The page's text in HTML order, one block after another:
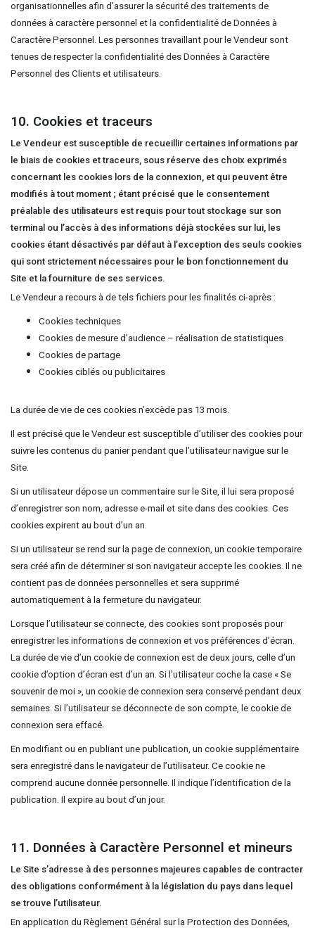
organisationnelles afin d’assurer la sécurité des traitements de
données à caractère personnel et la confidentialité de Données à
Caractère Personnel. Les personnes travaillant pour le Vendeur sont
tenues de respecter la confidentialité des Données à Caractère
Personnel des Clients et utilisateurs.
10. Cookies et traceurs
Le Vendeur est susceptible de recueillir certaines informations par
le biais de cookies et traceurs, sous réserve des choix exprimés
concernant les cookies lors de la connexion, et qui peuvent être
modifiés à tout moment ; étant précisé que le consentement
préalable des utilisateurs est requis pour tout stockage sur son
terminal ou l’accès à des informations déjà stockées sur lui, les
cookies étant désactivés par défaut à l’exception des seuls cookies
qui sont strictement nécessaires pour le bon fonctionnement du
Site et la fourniture de ses services.
Le Vendeur a recours à de tels fichiers pour les finalités ci-après :
Cookies techniques
Cookies de mesure d’audience – réalisation de statistiques
Cookies de partage
Cookies ciblés ou publicitaires
La durée de vie de ces cookies n’excède pas 13 mois.
Il est précisé que le Vendeur est susceptible d’utiliser des cookies pour
suivre les contenus du panier pendant que l’utilisateur navigue sur le
Site.
Si un utilisateur dépose un commentaire sur le Site, il lui sera proposé
d’enregistrer son nom, adresse e-mail et site dans des cookies. Ces
cookies expirent au bout d’un an.
Si un utilisateur se rend sur la page de connexion, un cookie temporaire
sera créé afin de déterminer si son navigateur accepte les cookies. Il ne
contient pas de données personnelles et sera supprimé
automatiquement à la fermeture du navigateur.
Lorsque l’utilisateur se connecte, des cookies sont proposés pour
enregistrer les informations de connexion et vos préférences d’écran.
La durée de vie d’un cookie de connexion est de deux jours, celle d’un
cookie d’option d’écran est d’un an. Si l’utilisateur coche la case « Se
souvenir de moi », un cookie de connexion sera conservé pendant deux
semaines. Si l’utilisateur se déconnecte de son compte, le cookie de
connexion sera effacé.
En modifiant ou en publiant une publication, un cookie supplémentaire
sera enregistré dans le navigateur de l’utilisateur. Ce cookie ne
comprend aucune donnée personnelle. Il indique l’identification de la
publication. Il expire au bout d’un jour.
11. Données à Caractère Personnel et mineurs
Le Site s’adresse à des personnes majeures capables de contracter
des obligations conformément à la législation du pays dans lequel
se trouve l’utilisateur.
En application du Règlement Général sur la Protection des Données,